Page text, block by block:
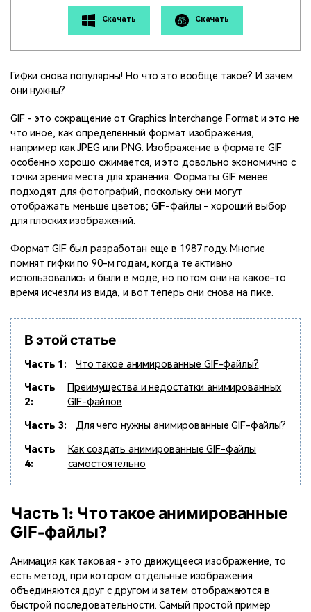
календарь
кампанию для своих целей
Центр авторов
Вдохновляйтесь нашими
создателями контента
Специальные эффекты
"сделай сам"
Создавайте видеоэффекты
самостоятельно, как
настоящий профессионал
Сообщество
Блог
Истории клиентов
историями с Filmora
Партнёрская
Партнёрство на уровне
Поддержка
Приступая к работе
поиск
Скачать Скачать
Гифки снова популярны! Но что это вообще такое? И зачем
они нужны?
GIF - это сокращение от Graphics Interchange Format и это не
что иное, как определенный формат изображения,
например как JPEG или PNG. Изображение в формате GIF
особенно хорошо сжимается, и это довольно экономично с
точки зрения места для хранения. Форматы GIF менее
подходят для фотографий, поскольку они могут
отображать меньше цветов; GIF-файлы - хороший выбор
для плоских изображений.
Формат GIF был разработан еще в 1987 году. Многие
помнят гифки по 90-м годам, когда те активно
использовались и были в моде, но потом они на какое-то
время исчезли из вида, и вот теперь они снова на пике.
В этой статье
Часть 1:
Что такое анимированные GIF-файлы?
Часть
2:
Преимущества и недостатки анимированных
GIF-файлов
Часть 3:
Для чего нужны анимированные GIF-файлы?
Часть
4:
Как создать анимированные GIF-файлы
самостоятельно
Часть 1: Что такое анимированные
GIF-файлы?
Анимация как таковая - это движущееся изображение, то
есть метод, при котором отдельные изображения
объединяются друг с другом и затем отображаются в
быстрой последовательности. Самый простой пример